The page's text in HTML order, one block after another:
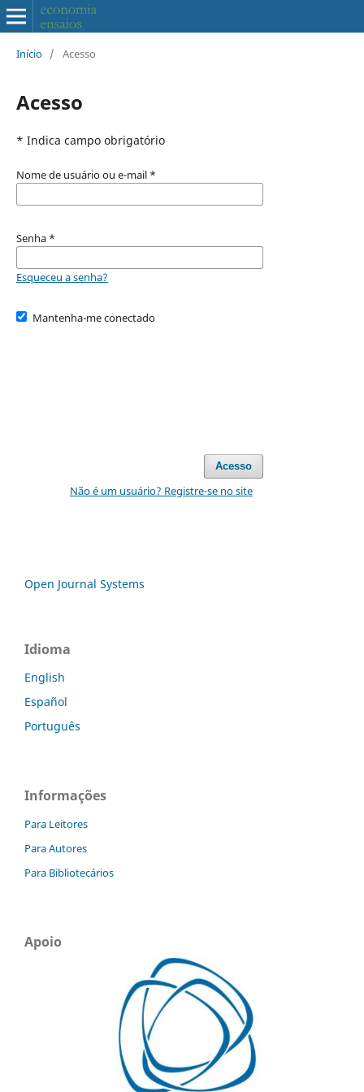
Início / Acesso
Acesso
* Indica campo obrigatório
Nome de usuário ou e-mail *
Senha *
Esqueceu a senha?
Mantenha-me conectado
Acesso
Não é um usuário? Registre-se no site
Open Journal Systems
Idioma
English
Español
Português
Informações
Para Leitores
Para Autores
Para Bibliotecários
Apoio